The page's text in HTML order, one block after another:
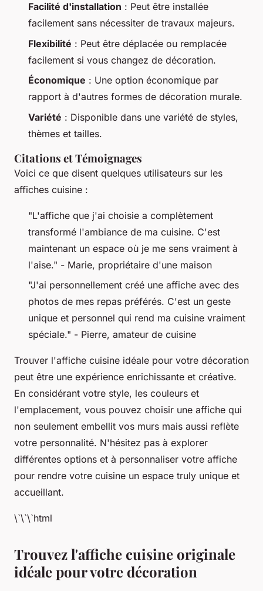
Facilité d'installation : Peut être installée
facilement sans nécessiter de travaux majeurs.
Flexibilité : Peut être déplacée ou remplacée
facilement si vous changez de décoration.
Économique : Une option économique par
rapport à d'autres formes de décoration murale.
Variété : Disponible dans une variété de styles,
thèmes et tailles.
Citations et Témoignages
Voici ce que disent quelques utilisateurs sur les
affiches cuisine :
"L'affiche que j'ai choisie a complètement
transformé l'ambiance de ma cuisine. C'est
maintenant un espace où je me sens vraiment à
l'aise." - Marie, propriétaire d'une maison
"J'ai personnellement créé une affiche avec des
photos de mes repas préférés. C'est un geste
unique et personnel qui rend ma cuisine vraiment
spéciale." - Pierre, amateur de cuisine
Trouver l'affiche cuisine idéale pour votre décoration
peut être une expérience enrichissante et créative.
En considérant votre style, les couleurs et
l'emplacement, vous pouvez choisir une affiche qui
non seulement embellit vos murs mais aussi reflète
votre personnalité. N'hésitez pas à explorer
différentes options et à personnaliser votre affiche
pour rendre votre cuisine un espace truly unique et
accueillant.
\`\`\`html
Trouvez l'affiche cuisine originale
idéale pour votre décoration